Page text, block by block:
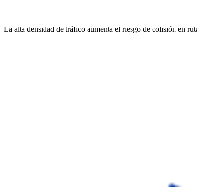
La alta densidad de tráfico aumenta el riesgo de colisión en